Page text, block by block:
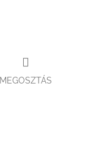
MEGOSZTÁS